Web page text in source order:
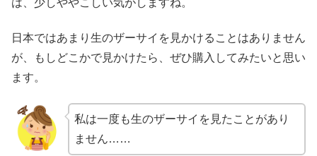
日本ではあまり生のザーサイを見かけることはありません
が、もしどこかで見かけたら、ぜひ購入してみたいと思い
ます。
私は一度も生のザーサイを見たことがあり
ません……